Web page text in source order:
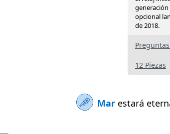
opcional
de 2018.
12 Piezas
Mar estará